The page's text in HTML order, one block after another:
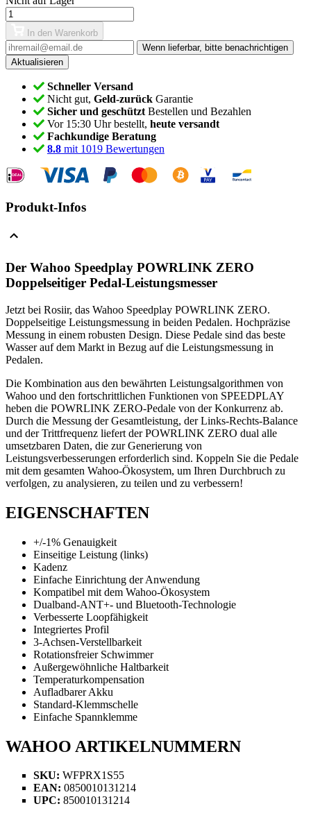
In den Warenkorb
Wenn lieferbar, bitte benachrichtigen
Schneller Versand
Nicht gut, Geld-zurückGarantie
Sicher und geschütztBestellen und Bezahlen
Vor 15:30 Uhr bestellt, heute versandt
Fachkundige Beratung
8.8mit 1019 Bewertungen
Produkt-Infos
Der Wahoo Speedplay POWRLINK ZERO
Doppelseitiger Pedal-Leistungsmesser
Jetzt bei Rosiir, das Wahoo Speedplay POWRLINK ZERO.
Doppelseitige Leistungsmessung in beiden Pedalen. Hochpräzise
Messung in einem robusten Design. Diese Pedale sind das beste
Wasser auf dem Markt in Bezug auf die Leistungsmessung in
Pedalen.
Die Kombination aus den bewährten Leistungsalgorithmen von
Wahoo und den fortschrittlichen Funktionen von SPEEDPLAY
heben die POWRLINK ZERO-Pedale von der Konkurrenz ab.
Durch die Messung der Gesamtleistung, der Links-Rechts-Balance
und der Trittfrequenz liefert der POWRLINK ZERO dual alle
umsetzbaren Daten, die zur Generierung von
Leistungsverbesserungen erforderlich sind. Koppeln Sie die Pedale
mit dem gesamten Wahoo-Ökosystem, um Ihren Durchbruch zu
verfolgen, zu analysieren, zu teilen und zu verbessern!
EIGENSCHAFTEN
+/-1% Genauigkeit
Einseitige Leistung (links)
Kadenz
Einfache Einrichtung der Anwendung
Kompatibel mit dem Wahoo-Ökosystem
Dualband-ANT+- und Bluetooth-Technologie
Verbesserte Loopfähigkeit
Integriertes Profil
3-Achsen-Verstellbarkeit
Rotationsfreier Schwimmer
Außergewöhnliche Haltbarkeit
Temperaturkompensation
Aufladbarer Akku
Standard-Klemmschelle
Einfache Spannklemme
WAHOO ARTIKELNUMMERN
SKU: WFPRX1S55
EAN: 0850010131214
UPC: 850010131214